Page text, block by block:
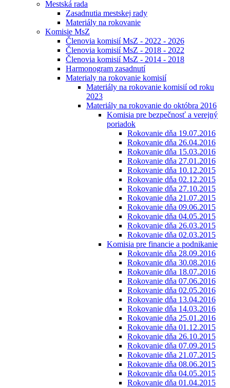
Mestská rada
Zasadnutia mestskej rady
Materiály na rokovanie
Komisie MsZ
Členovia komisií MsZ - 2022 - 2026
Členovia komisií MsZ - 2018 - 2022
Členovia komisií MsZ - 2014 - 2018
Harmonogram zasadnutí
Materialy na rokovanie komisií
Materiály na rokovanie komisií od roku
2023
Materiály na rokovanie do októbra 2016
Komisia pre bezpečnosť a verejný
poriadok
Rokovanie dňa 19.07.2016
Rokovanie dňa 26.04.2016
Rokovanie dňa 15.03.2016
Rokovanie dňa 27.01.2016
Rokovanie dňa 10.12.2015
Rokovanie dňa 02.12.2015
Rokovanie dňa 27.10.2015
Rokovanie dňa 21.07.2015
Rokovanie dňa 09.06.2015
Rokovanie dňa 04.05.2015
Rokovanie dňa 26.03.2015
Rokovanie dňa 02.03.2015
Komisia pre financie a podnikanie
Rokovanie dňa 28.09.2016
Rokovanie dňa 30.08.2016
Rokovanie dňa 18.07.2016
Rokovanie dňa 07.06.2016
Rokovanie dňa 02.05.2016
Rokovanie dňa 13.04.2016
Rokovanie dňa 14.03.2016
Rokovanie dňa 25.01.2016
Rokovanie dňa 01.12.2015
Rokovanie dňa 26.10.2015
Rokovanie dňa 07.09.2015
Rokovanie dňa 21.07.2015
Rokovanie dňa 08.06.2015
Rokovanie dňa 04.05.2015
Rokovanie dňa 01.04.2015